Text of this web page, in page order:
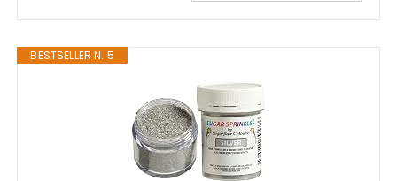
BESTSELLER N. 5